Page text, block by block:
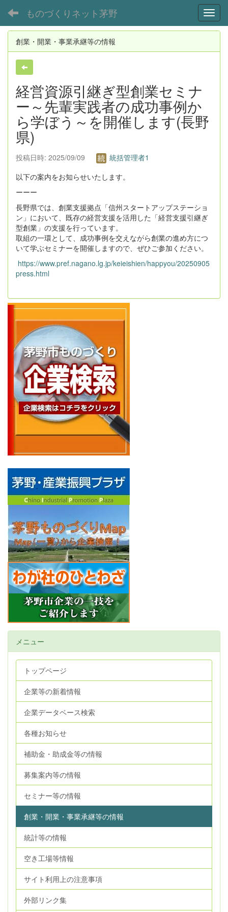
ものづくりネット茅野
創業・開業・事業承継等の情報
経営資源引継ぎ型創業セミナ
ー～先輩実践者の成功事例か
ら学ぼう～を開催します(長野
県)
投稿日時: 2025/09/09
統括管理者1
以下の案内をお知らせいたします。
ーーー
長野県では、創業支援拠点「信州スタートアップステーショ
ン」において、既存の経営支援を活用した「経営支援引継ぎ
型創業」の支援を行っています。
取組の一環として、成功事例を交えながら創業の進め方につ
いて学ぶセミナーを開催しますので、ぜひご参加ください。
https://www.pref.nagano.lg.jp/keieishien/happyou/20250905
press.html
メニュー
トップページ
企業等の新着情報
企業データベース検索
各種お知らせ
補助金・助成金等の情報
募集案内等の情報
セミナー等の情報
創業・開業・事業承継等の情報
統計等の情報
空き工場等情報
サイト利用上の注意事項
外部リンク集